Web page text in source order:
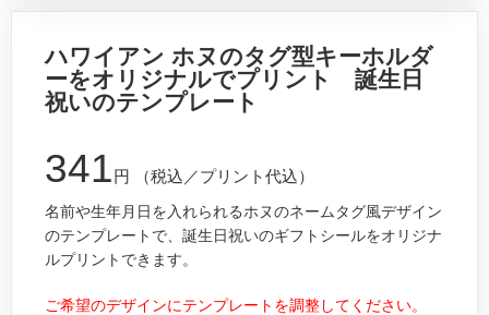
ハワイアン ホヌのタグ型キーホルダ
ーをオリジナルでプリント 誕生日
祝いのテンプレート
341円 （税込／プリント代込）
名前や生年月日を入れられるホヌのネームタグ風デザイン
のテンプレートで、誕生日祝いのギフトシールをオリジナ
ルプリントできます。
ご希望のデザインにテンプレートを調整してください。